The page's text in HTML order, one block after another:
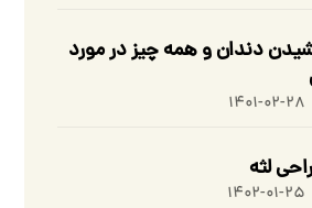
دندان و همه چیز در مورد
۱۴۰۱-۰۲-۲۸
لثه
۱۴۰۲-۰۱-۲۵